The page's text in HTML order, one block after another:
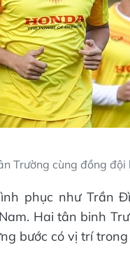
Trường cùng đồng
phục như Trần
Hai tân binh
bước có vị trí